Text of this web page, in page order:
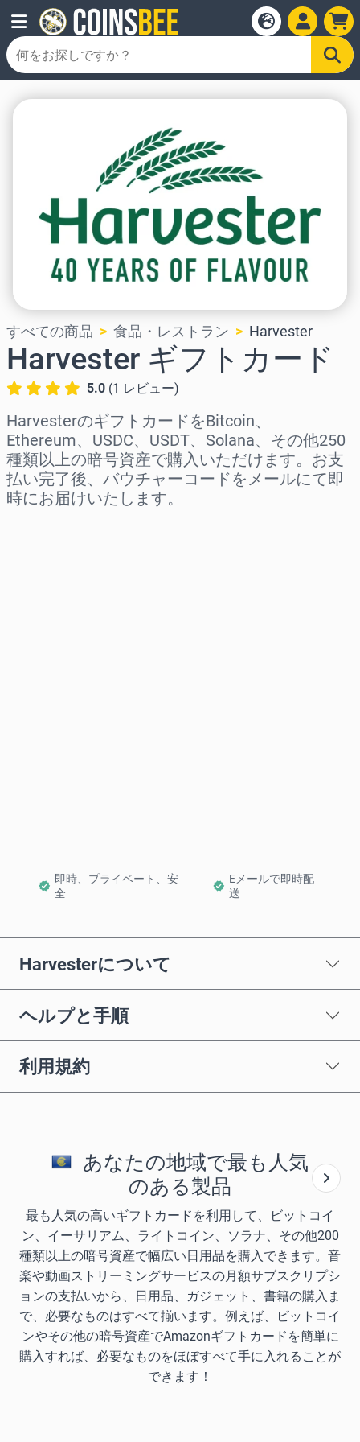
すべての商品 食品・レストラン Harvester
Harvester ギフトカード
5.0 (1 レビュー)
HarvesterのギフトカードをBitcoin、
Ethereum、USDC、USDT、Solana、その他250
種類以上の暗号資産で購入いただけます。お支
払い完了後、バウチャーコードをメールにて即
時にお届けいたします。
即時、プライベート、安
全
Eメールで即時配
送
Harvesterについて
ヘルプと手順
利用規約
あなたの地域で最も人気
のある製品
最も人気の高いギフトカードを利用して、ビットコイ
ン、イーサリアム、ライトコイン、ソラナ、その他200
種類以上の暗号資産で幅広い日用品を購入できます。音
楽や動画ストリーミングサービスの月額サブスクリプシ
ョンの支払いから、日用品、ガジェット、書籍の購入ま
で、必要なものはすべて揃います。例えば、ビットコイ
ンやその他の暗号資産でAmazonギフトカードを簡単に
購入すれば、必要なものをほぼすべて手に入れることが
できます！